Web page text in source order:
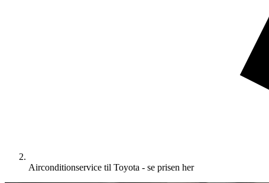
Airconditionservice til Toyota - se prisen her